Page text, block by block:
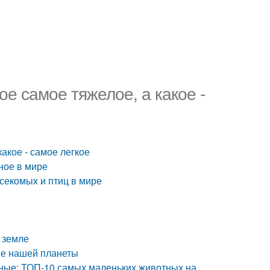
самое тяжелое, а какое -
- самое легкое
в мире
и птиц в мире
нашей планеты